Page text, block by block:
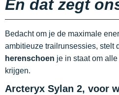
En dat zegt
Bedacht om je de maximale
ambitieuze trailrunsessies, stelt
herenschoen je in staat om
krijgen.
Arcteryx Sylan 2, voor